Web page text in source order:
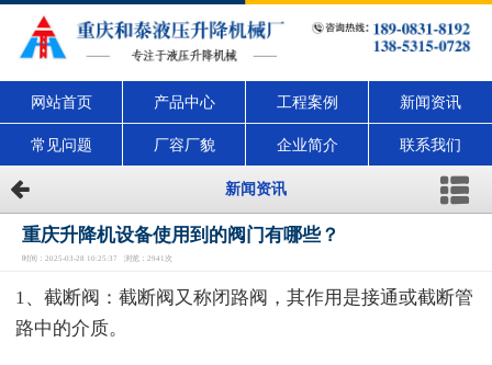
网站首页 产品中心 工程案例 新闻资讯
常见问题 厂容厂貌 企业简介 联系我们
新闻资讯
重庆升降机设备使用到的阀门有哪些？
时间：2025-03-28 10:25:37 浏览：2941次
1、截断阀：截断阀又称闭路阀，其作用是接通或截断管
路中的介质。